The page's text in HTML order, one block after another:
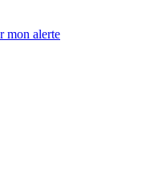
mon alerte